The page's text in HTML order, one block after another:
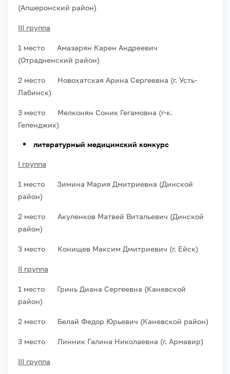
(Апшеронский район)
III группа
1 место Амазарян Карен Андреевич
(Отрадненский район)
2 место Новохатская Арина Сергеевна (г. Усть-
Лабинск)
3 место Мелконян Соник Гегамовна (г-к.
Геленджик)
литературный медицинский конкурс
I группа
1 место Зимина Мария Дмитриевна (Динской
район)
2 место Акуленков Матвей Витальевич (Динской
район)
3 место Конищев Максим Дмитриевич (г. Ейск)
II группа
1 место Гринь Диана Сергеевна (Каневской
район)
2 место Белай Федор Юрьевич (Каневской район)
3 место Линник Галина Николаевна (г. Армавир)
III группа